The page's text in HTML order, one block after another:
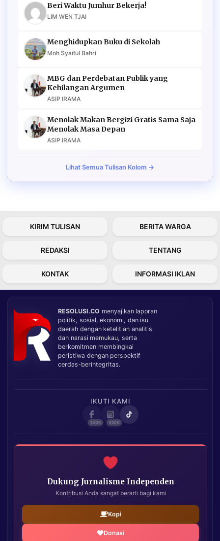
Beri Waktu Jumhur Bekerja!
LIM WEN TJAI
Menghidupkan Buku di Sekolah
Moh Syaiful Bahri
MBG dan Perdebatan Publik yang
Kehilangan Argumen
ASIP IRAMA
Menolak Makan Bergizi Gratis Sama Saja
Menolak Masa Depan
ASIP IRAMA
Lihat Semua Tulisan Kolom →
KIRIM TULISAN BERITA WARGA
REDAKSI TENTANG
KONTAK INFORMASI IKLAN
RESOLUSI.CO menyajikan laporan
politik, sosial, ekonomi, dan isu
daerah dengan ketelitian analitis
dan narasi memukau, serta
berkomitmen membingkai
peristiwa dengan perspektif
cerdas-berintegritas.
IKUTI KAMI
Dukung Jurnalisme Independen
Kontribusi Anda sangat berarti bagi kami
Kopi
Donasi